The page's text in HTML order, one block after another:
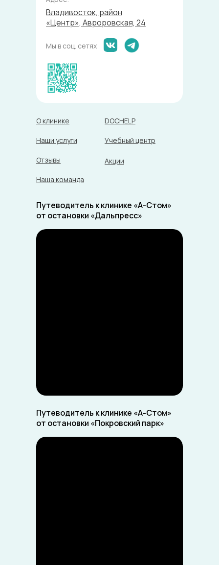
О клинике
Наши услуги
Акции
Отзывы
Наша команда
DOCHELP
Учебный центр
Владивосток, район
«Центр», Авроровская, 24
Мы в соц. сетях
Путеводитель к клинике «А-Стом»
от остановки «Дальпресс»
Путеводитель к клинике «А-Стом»
от остановки «Покровский парк»